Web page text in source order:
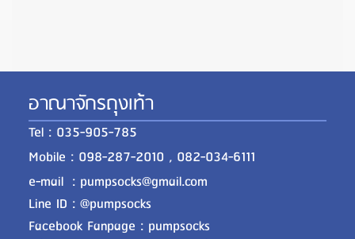
อาณาจักรถุงเท้า
Tel : 035-905-785
Mobile : 098-287-2010 , 082-034-6111
e-mail : pumpsocks@gmail.com
Line ID : @pumpsocks
Facebook Fanpage : pumpsocks